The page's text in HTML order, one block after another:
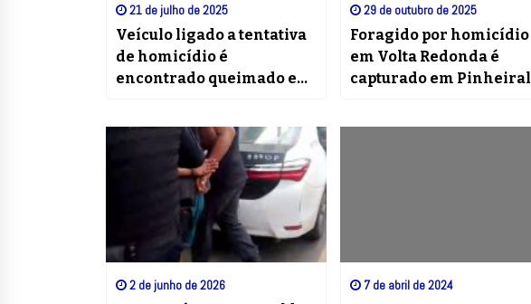
21 de julho de 2025
Veículo ligado a tentativa
de homicídio é
encontrado queimado em
29 de outubro de 2025
Foragido por homicídio
em Volta Redonda é
capturado em Pinheiral
2 de junho de 2026 7 de abril de 2024